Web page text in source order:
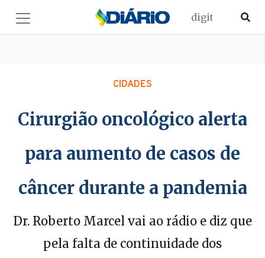
CIDADES
Cirurgião oncológico alerta
para aumento de casos de
câncer durante a pandemia
Dr. Roberto Marcel vai ao rádio e diz que
pela falta de continuidade dos